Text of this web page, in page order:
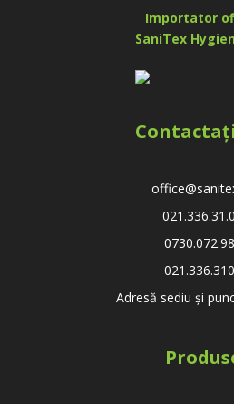
Importator
SaniTex
Adresă sediu și